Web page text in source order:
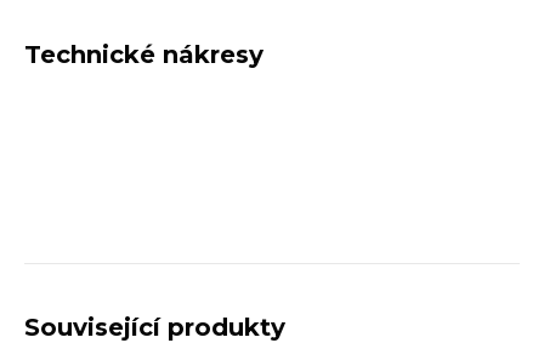
Technické nákresy
Související produkty